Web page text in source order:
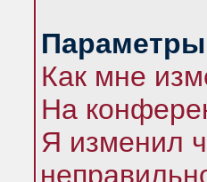
Параметры
Как мне
На
Я изменил